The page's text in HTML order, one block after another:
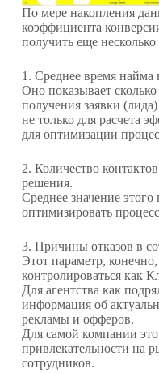
По мере накопления
коэффициента
получить еще
1. Среднее время найма
Оно показывает
получения заявки
не только для расчета
для оптимизации
2. Количество
решения.
Среднее значение
оптимизировать
3. Причины отказов в
Этот параметр,
контролироваться как
Для агентства как
информация об
рекламы и офферов.
Для самой компании
привлекательности на
сотрудников.